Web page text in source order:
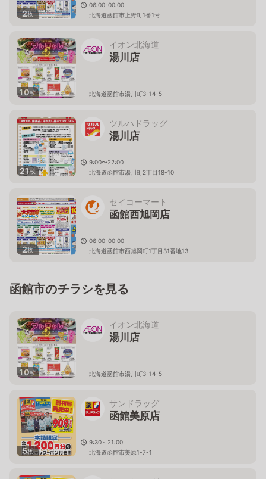
2枚
06:00-00:00
北海道函館市上野町1番1号
10枚
イオン北海道
湯川店
北海道函館市湯川町3-14-5
21枚
ツルハドラッグ
湯川店
9:00〜22:00
北海道函館市湯川町2丁目18-10
2枚
セイコーマート
函館西旭岡店
06:00-00:00
北海道函館市西旭岡町1丁目31番地13
函館市のチラシを見る
10枚
イオン北海道
湯川店
北海道函館市湯川町3-14-5
5枚
サンドラッグ
函館美原店
9:30～21:00
北海道函館市美原1-7-1